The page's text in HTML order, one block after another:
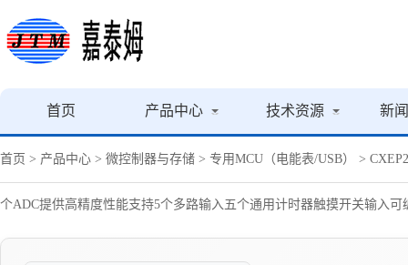
首页 产品中心 技术资源 新
首页 > 产品中心 > 微控制器与存储 > 专用MCU（电能表/USB） >
个ADC提供高精度性能支持5个多路输入五个通用计时器触摸开关输入